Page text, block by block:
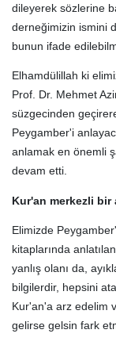
dileyerek sözlerine
derneğimizin ismini
bunun ifade
Elhamdülillah ki
Prof. Dr. Mehmet
süzgecinden
Peygamber'i
anlamak en önemli
devam etti.
Kur'an merkezli bir
Elimizde
kitaplarında
yanlış olanı da,
bilgilerdir, hepsini
Kur'an'a arz edelim
gelirse gelsin fark